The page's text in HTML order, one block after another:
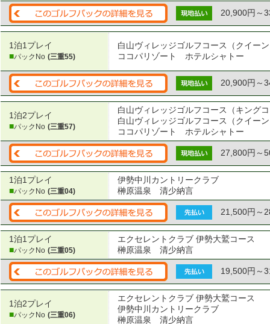
20,900円～
1泊1プレイ
■パックNo (三重55)
白山ヴィレッジゴルフコース（クイー
ココパリゾート ホテルシャトー
20,900円～
1泊2プレイ
■パックNo (三重57)
白山ヴィレッジゴルフコース（キング
白山ヴィレッジゴルフコース（クイー
ココパリゾート ホテルシャトー
27,800円～
1泊1プレイ
■パックNo (三重04)
伊勢中川カントリークラブ
榊原温泉 清少納言
21,500円～
1泊1プレイ
■パックNo (三重05)
エクセレントクラブ 伊勢大鷲コース
榊原温泉 清少納言
19,500円～
1泊2プレイ
■パックNo (三重06)
エクセレントクラブ 伊勢大鷲コース
伊勢中川カントリークラブ
榊原温泉 清少納言